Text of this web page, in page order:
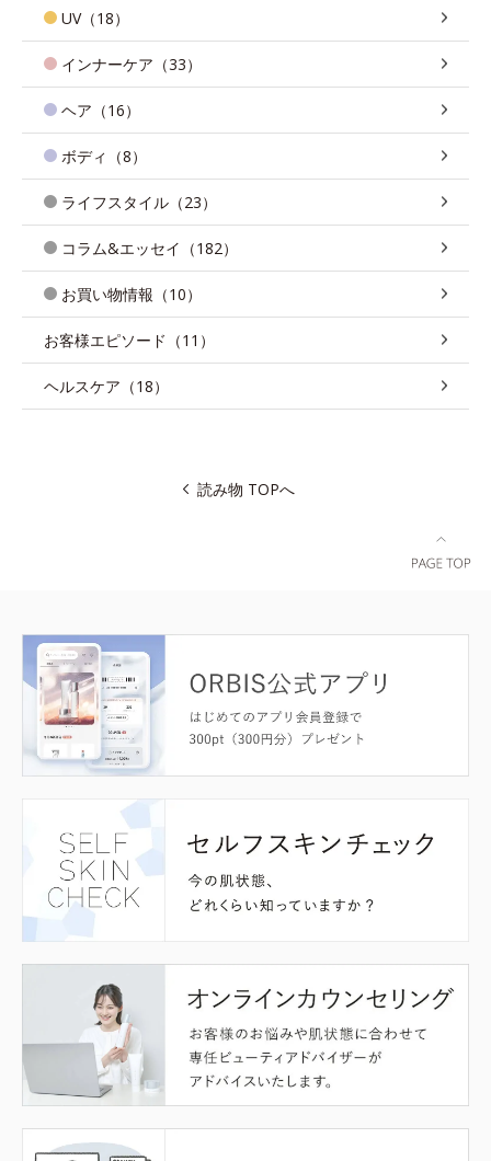
UV（18）
インナーケア（33）
ヘア（16）
ボディ（8）
ライフスタイル（23）
コラム&エッセイ（182）
お買い物情報（10）
お客様エピソード（11）
ヘルスケア（18）
読み物 TOPへ